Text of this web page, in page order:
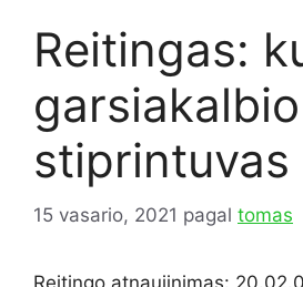
Reitingas:
garsiakalbio
stiprintuvas
15 vasario, 2021 pagal tomas
Reitingo atnaujinimas: